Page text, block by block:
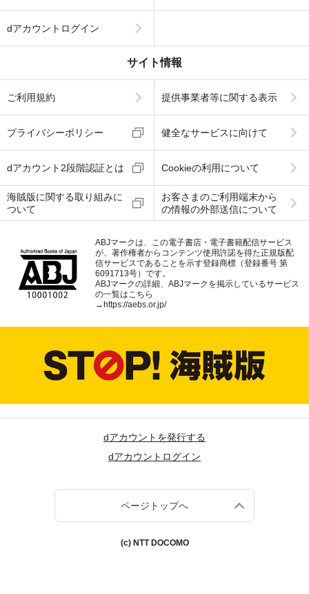
dアカウントログイン
サイト情報
ご利用規約 提供事業者等に関する表示
プライバシーポリシー 健全なサービスに向けて
dアカウント2段階認証とは Cookieの利用について
海賊版に関する取り組みに
ついて
お客さまのご利用端末から
の情報の外部送信について
ABJマークは、この電子書店・電子書籍配信サービス
が、著作権者からコンテンツ使用許諾を得た正規版配
信サービスであることを示す登録商標（登録番号 第
6091713号）です。
ABJマークの詳細、ABJマークを掲示しているサービス
の一覧はこちら
→ https://aebs.or.jp/
dアカウントを発行する
dアカウントログイン
ページトップへ
(c) NTT DOCOMO